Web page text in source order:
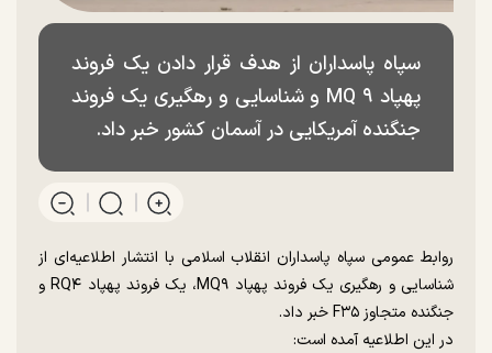
سپاه پاسداران از هدف قرار دادن یک فروند
پهپاد MQ ۹ و شناسایی و رهگیری یک فروند
جنگنده آمریکایی در آسمان کشور خبر داد.
روابط عمومی سپاه پاسداران انقلاب اسلامی با انتشار اطلاعیه‌ای از
شناسایی و رهگیری یک فروند پهپاد MQ۹، یک فروند پهپاد RQ۴ و
جنگنده متجاوز F۳۵ خبر داد.
در این اطلاعیه آمده است: